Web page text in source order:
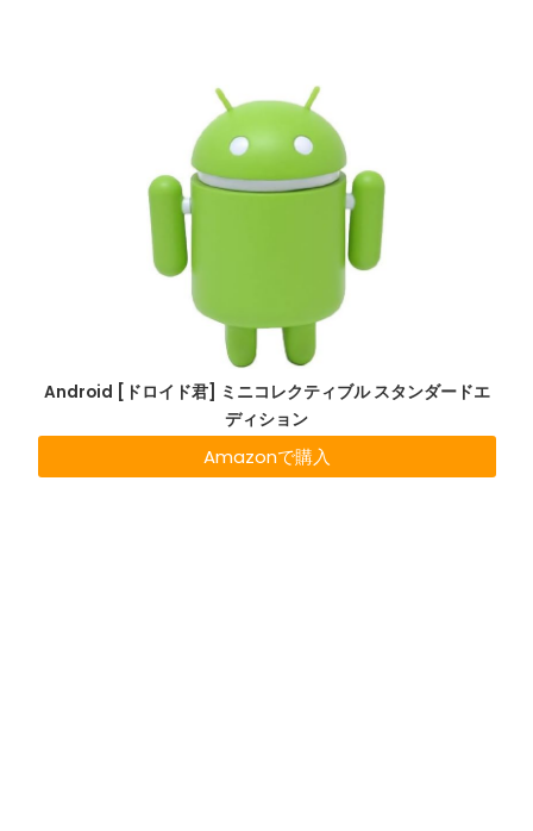
Android [ドロイド君] ミニコレクティブル スタンダードエ
ディション
Amazonで購入